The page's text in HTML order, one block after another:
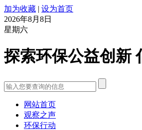
加为收藏 | 设为首页
2026年8月8日
星期六
探索环保公益创新
网站首页
观察之声
环保行动